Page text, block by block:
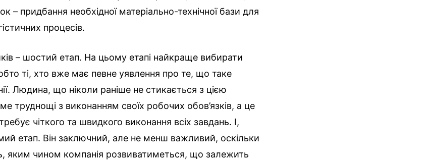
– придбання необхідної матеріально-технічної бази для
процесів.
– шостий етап. На цьому етапі найкраще вибирати
ті, хто вже має певне уявлення про те, що таке
Людина, що ніколи раніше не стикається з цією
труднощі з виконанням своїх робочих обов’язків, а це
чіткого та швидкого виконання всіх завдань. І,
етап. Він заключний, але не менш важливий, оскільки
яким чином компанія розвиватиметься, що залежить